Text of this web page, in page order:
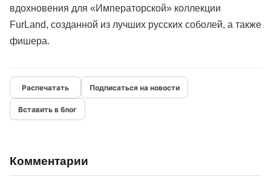
вдохновения для «Императорской» коллекции
FurLand, созданной из лучших русских соболей, а также
фишера.
Подписаться на новости
Вставить в блог
Комментарии